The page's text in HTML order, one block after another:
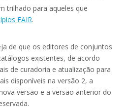
trilhado para aqueles que
FAIR.
de que os editores de conjuntos
existentes, de acordo
de curadoria e atualização para
disponíveis na versão 2, a
versão e a versão anterior do